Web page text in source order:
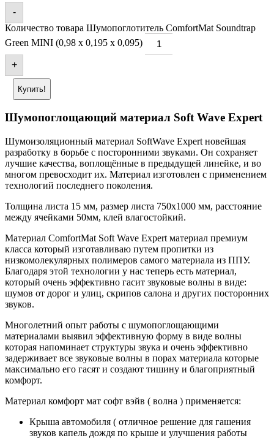
-
Количество товара Шумопоглотитель ComfortMat Soundtrap
Green MINI (0,98 х 0,195 х 0,095)
+
Купить!
Шумопоглощающий материал Soft Wave Expert
Шумоизоляционный материал SoftWave Expert новейшая
разработку в борьбе с посторонними звуками. Он сохраняет
лучшие качества, воплощённые в предыдущей линейке, и во
многом превосходит их. Материал изготовлен с применением
технологий последнего поколения.
Толщина листа 15 мм, размер листа 750х1000 мм, расстояние
между ячейками 50мм, клей влагостойкий.
Материал ComfortMat Soft Wave Expert материал премиум
класса который изготавливаю путем пропитки из
низкомолекулярных полимеров самого материала из ППУ.
Благодаря этой технологии у нас теперь есть материал,
который очень эффективно гасит звуковые волны в виде:
шумов от дорог и улиц, скрипов салона и других посторонних
звуков.
Многолетний опыт работы с шумопоглощающими
материалами выявил эффективную форму в виде волны
которая напоминает структуры звука и очень эффективно
задерживает все звуковые волны в порах материала которые
максимально его гасят и создают тишину и благоприятный
комфорт.
Материал комфорт мат софт вэйв ( волна ) применяется:
Крыша автомобиля ( отличное решение для гашения
звуков капель дождя по крыше и улучшения работы